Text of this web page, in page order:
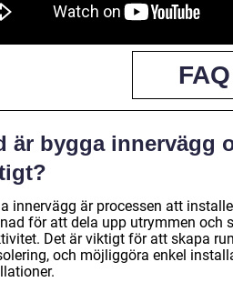
FAQ
är bygga innervägg
innervägg är processen att
för att dela upp utrymmen och
Det är viktigt för att skapa
och möjliggöra enkel